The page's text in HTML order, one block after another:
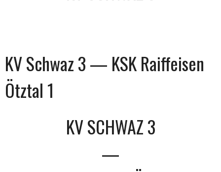
KV Schwaz 3 — KSK Raiffeisen
Ötztal 1
KV SCHWAZ 3
—